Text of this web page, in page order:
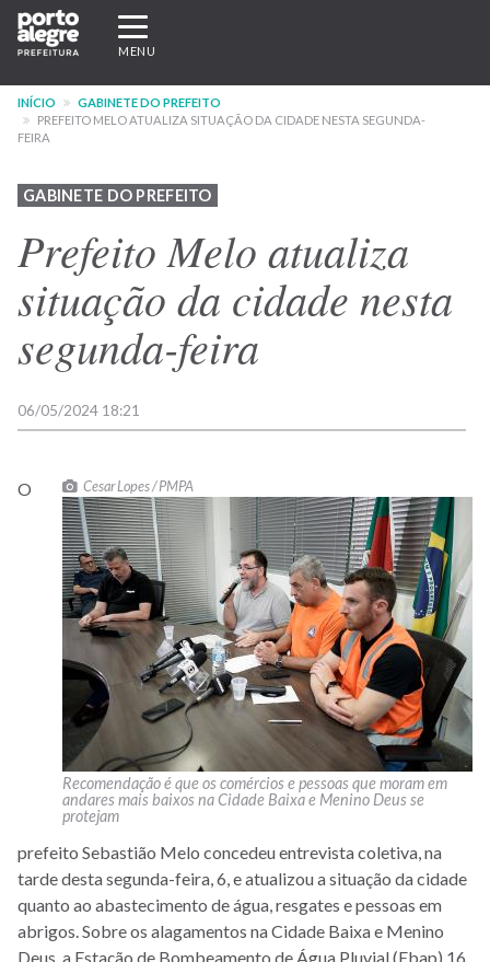
Pular
para
conteúdo
principal
Expandir/recolher
navegação
MENU
INÍCIO
GABINETE DO PREFEITO
PREFEITO MELO ATUALIZA SITUAÇÃO DA CIDADE NESTA SEGUNDA-
FEIRA
GABINETE DO PREFEITO
Prefeito Melo atualiza
situação da cidade nesta
segunda-feira
06/05/2024 18:21
Cesar Lopes / PMPA
Recomendação é que os comércios e pessoas que moram em
andares mais baixos na Cidade Baixa e Menino Deus se
protejam
O
prefeito Sebastião Melo concedeu entrevista coletiva, na
tarde desta segunda-feira, 6, e atualizou a situação da cidade
quanto ao abastecimento de água, resgates e pessoas em
abrigos. Sobre os alagamentos na Cidade Baixa e Menino
Deus, a Estação de Bombeamento de Água Pluvial (Ebap) 16,